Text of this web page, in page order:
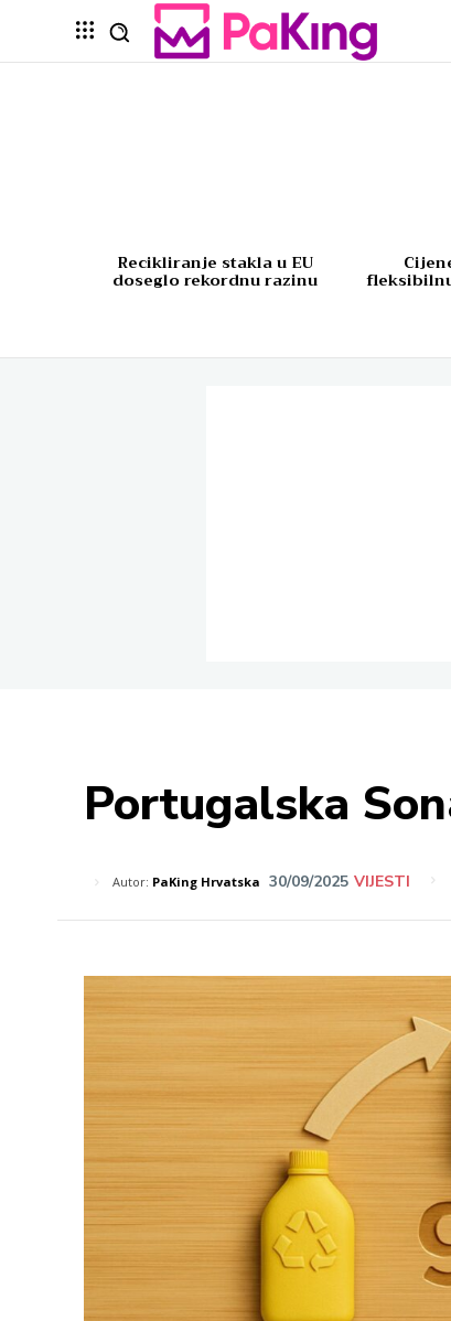
Recikliranje stakla u EU
doseglo rekordnu razinu
Portugalska
Autor: PaKing Hrvatska 30/09/2025 VIJESTI